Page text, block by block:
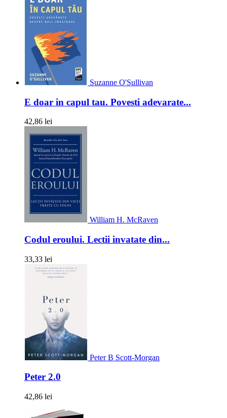
Suzanne O'Sullivan
E doar in capul tau. Povesti adevarate...
42,86 lei
William H. McRaven
Codul eroului. Lectii invatate din...
33,33 lei
Peter B Scott-Morgan
Peter 2.0
42,86 lei